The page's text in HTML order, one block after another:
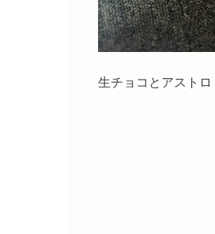
生チョコとアスト